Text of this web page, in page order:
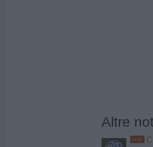
Altre
LIVE